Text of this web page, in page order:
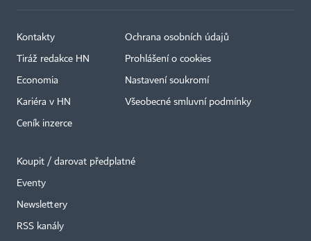
Kontakty
Tiráž redakce HN
Economia
Kariéra v HN
Ceník inzerce
Ochrana osobních údajů
Prohlášení o cookies
Nastavení soukromí
Všeobecné smluvní podmínky
Koupit / darovat předplatné
Eventy
Newslettery
RSS kanály